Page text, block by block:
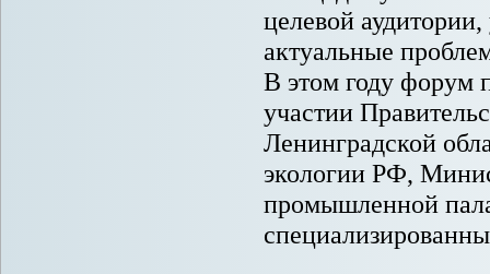
целевой
актуальные
В этом году форум
участии
Ленинградской
экологии РФ,
промышленной